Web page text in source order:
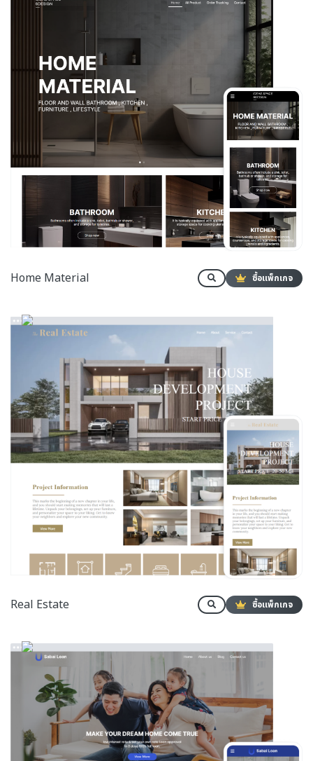
Home Material ซื้อแพ็กเกจ
Real Estate ซื้อแพ็กเกจ